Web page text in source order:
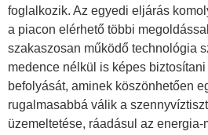
foglalkozik. Az egyedi eljárás
a piacon elérhető többi
szakaszosan működő technológia
medence nélkül is képes
befolyását, aminek köszönhetően
rugalmasabbá válik a
üzemeltetése, ráadásul az